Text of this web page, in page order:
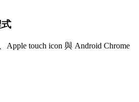
Apple touch icon 與 Android Chrome